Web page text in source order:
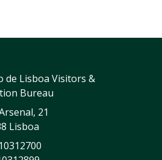
de Lisboa Visitors &
Bureau
21
Lisboa